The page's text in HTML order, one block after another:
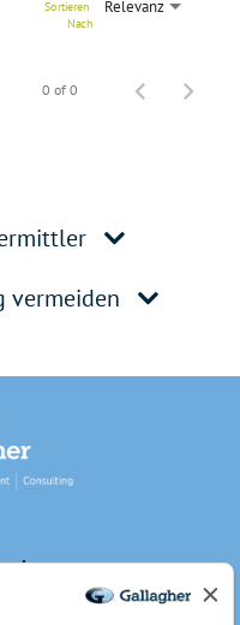
Relevanz
Sortieren
Nach
0 of 0
vermeiden